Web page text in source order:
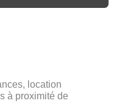
location
à proximité de